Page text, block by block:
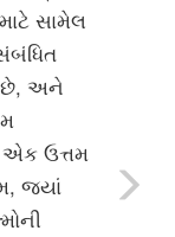
સામેલ
છે, અને
એક ઉત્તમ
જ્યાં